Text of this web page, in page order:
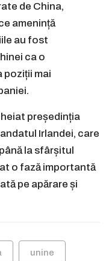
de China,
amenință
au fost
ca o
poziții mai
președinția
Irlandei, care
la sfârșitul
o fază importantă
pe apărare și
unine